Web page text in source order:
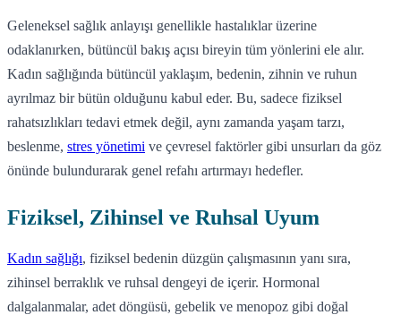
Geleneksel sağlık anlayışı genellikle hastalıklar üzerine
odaklanırken, bütüncül bakış açısı bireyin tüm yönlerini ele alır.
Kadın sağlığında bütüncül yaklaşım, bedenin, zihnin ve ruhun
ayrılmaz bir bütün olduğunu kabul eder. Bu, sadece fiziksel
rahatsızlıkları tedavi etmek değil, aynı zamanda yaşam tarzı,
beslenme, stres yönetimi ve çevresel faktörler gibi unsurları da göz
önünde bulundurarak genel refahı artırmayı hedefler.
Fiziksel, Zihinsel ve Ruhsal Uyum
Kadın sağlığı, fiziksel bedenin düzgün çalışmasının yanı sıra,
zihinsel berraklık ve ruhsal dengeyi de içerir. Hormonal
dalgalanmalar, adet döngüsü, gebelik ve menopoz gibi doğal